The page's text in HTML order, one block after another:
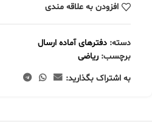
افزودن به علاقه مندی
دسته: دفترهای آماده ارسال
برچسب: ریاضی
به اشتراک بگذارید: